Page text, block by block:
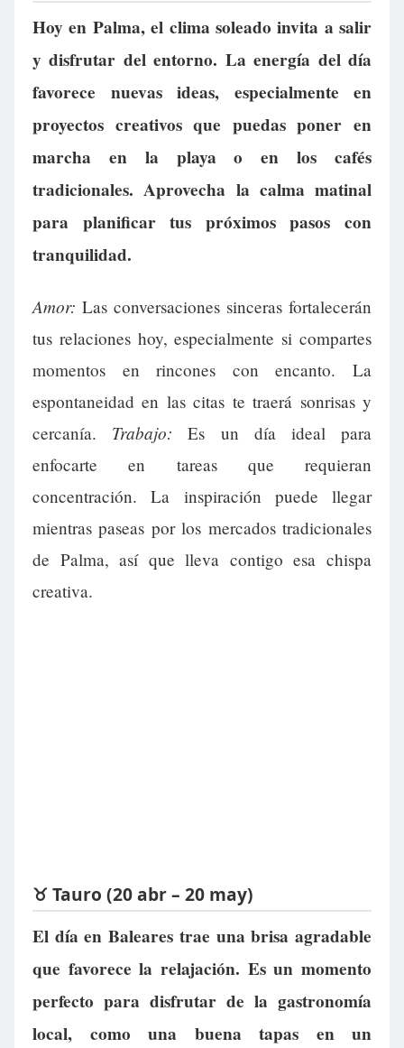
Hoy en Palma, el clima soleado invita a salir
y disfrutar del entorno. La energía del día
favorece nuevas ideas, especialmente en
proyectos creativos que puedas poner en
marcha en la playa o en los cafés
tradicionales. Aprovecha la calma matinal
para planificar tus próximos pasos con
tranquilidad.
Amor: Las conversaciones sinceras fortalecerán
tus relaciones hoy, especialmente si compartes
momentos en rincones con encanto. La
espontaneidad en las citas te traerá sonrisas y
cercanía. Trabajo: Es un día ideal para
enfocarte en tareas que requieran
concentración. La inspiración puede llegar
mientras paseas por los mercados tradicionales
de Palma, así que lleva contigo esa chispa
creativa.
♉ Tauro (20 abr – 20 may)
El día en Baleares trae una brisa agradable
que favorece la relajación. Es un momento
perfecto para disfrutar de la gastronomía
local, como una buena tapas en un